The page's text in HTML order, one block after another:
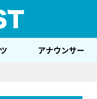
アナウンサー